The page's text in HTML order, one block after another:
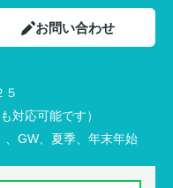
お問い合わせ
５
対応可能です）
GW、夏季、年末年始